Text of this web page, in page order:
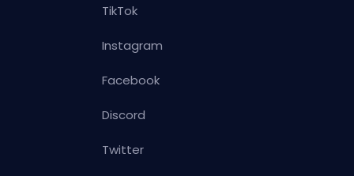
TikTok
Instagram
Facebook
Discord
Twitter